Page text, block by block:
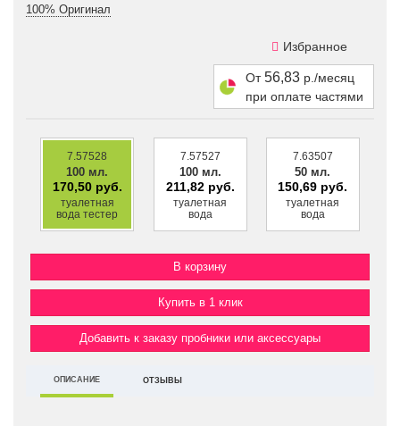
100% Оригинал
Избранное
От56,83 р./месяц
при оплате частями
7.57528
100 мл.
170,50 руб.
туалетная
вода тестер
7.57527
100 мл.
211,82 руб.
туалетная
вода
7.63507
50 мл.
150,69 руб.
туалетная
вода
Купить в 1 клик
Добавить к заказу пробники или аксессуары
ОПИСАНИЕ ОТЗЫВЫ